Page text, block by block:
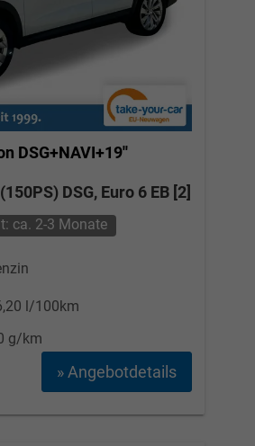
DSG+NAVI+19''
DSG, Euro 6 EB [2]
ca. 2-3 Monate
l/100km
g/km
» Angebotdetails